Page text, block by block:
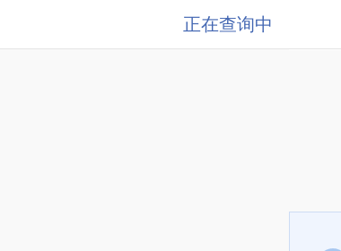
正在查询中